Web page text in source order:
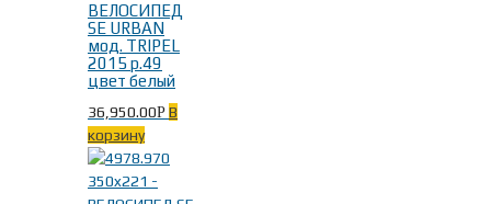
ВЕЛОСИПЕД
SE URBAN
мод. TRIPEL
2015 р.49
цвет белый
36,950.00Р В
корзину